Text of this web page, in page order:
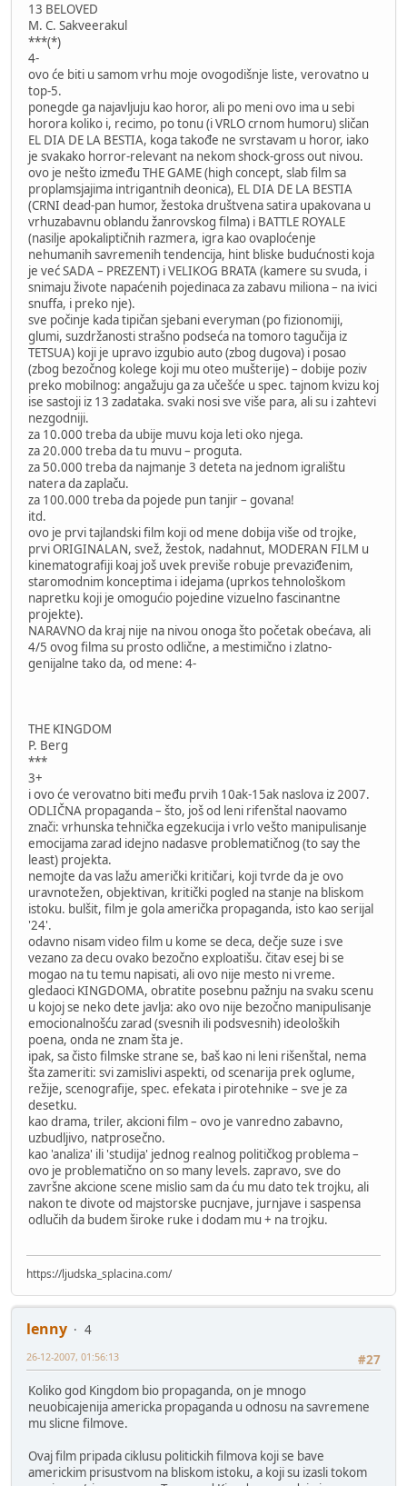
13 BELOVED
M. C. Sakveerakul
***(*)
4-
ovo će biti u samom vrhu moje ovogodišnje liste, verovatno u
top-5.
ponegde ga najavljuju kao horor, ali po meni ovo ima u sebi
horora koliko i, recimo, po tonu (i VRLO crnom humoru) sličan
EL DIA DE LA BESTIA, koga takođe ne svrstavam u horor, iako
je svakako horror-relevant na nekom shock-gross out nivou.
ovo je nešto između THE GAME (high concept, slab film sa
proplamsjajima intrigantnih deonica), EL DIA DE LA BESTIA
(CRNI dead-pan humor, žestoka društvena satira upakovana u
vrhuzabavnu oblandu žanrovskog filma) i BATTLE ROYALE
(nasilje apokaliptičnih razmera, igra kao ovaploćenje
nehumanih savremenih tendencija, hint bliske budućnosti koja
je već SADA – PREZENT) i VELIKOG BRATA (kamere su svuda, i
snimaju živote napaćenih pojedinaca za zabavu miliona – na ivici
snuffa, i preko nje).
sve počinje kada tipičan sjebani everyman (po fizionomiji,
glumi, suzdržanosti strašno podseća na tomoro tagučija iz
TETSUA) koji je upravo izgubio auto (zbog dugova) i posao
(zbog bezočnog kolege koji mu oteo mušterije) – dobije poziv
preko mobilnog: angažuju ga za učešće u spec. tajnom kvizu koj
ise sastoji iz 13 zadataka. svaki nosi sve više para, ali su i zahtevi
nezgodniji.
za 10.000 treba da ubije muvu koja leti oko njega.
za 20.000 treba da tu muvu – proguta.
za 50.000 treba da najmanje 3 deteta na jednom igralištu
natera da zaplaču.
za 100.000 treba da pojede pun tanjir – govana!
itd.
ovo je prvi tajlandski film koji od mene dobija više od trojke,
prvi ORIGINALAN, svež, žestok, nadahnut, MODERAN FILM u
kinematografiji koaj još uvek previše robuje prevaziđenim,
staromodnim konceptima i idejama (uprkos tehnološkom
napretku koji je omogućio pojedine vizuelno fascinantne
projekte).
NARAVNO da kraj nije na nivou onoga što početak obećava, ali
4/5 ovog filma su prosto odlične, a mestimično i zlatno-
genijalne tako da, od mene: 4-
THE KINGDOM
P. Berg
***
3+
i ovo će verovatno biti među prvih 10ak-15ak naslova iz 2007.
ODLIČNA propaganda – što, još od leni rifenštal naovamo
znači: vrhunska tehnička egzekucija i vrlo vešto manipulisanje
emocijama zarad idejno nadasve problematičnog (to say the
least) projekta.
nemojte da vas lažu američki kritičari, koji tvrde da je ovo
uravnotežen, objektivan, kritički pogled na stanje na bliskom
istoku. bulšit, film je gola američka propaganda, isto kao serijal
'24'.
odavno nisam video film u kome se deca, dečje suze i sve
vezano za decu ovako bezočno exploatišu. čitav esej bi se
mogao na tu temu napisati, ali ovo nije mesto ni vreme.
gledaoci KINGDOMA, obratite posebnu pažnju na svaku scenu
u kojoj se neko dete javlja: ako ovo nije bezočno manipulisanje
emocionalnošću zarad (svesnih ili podsvesnih) ideoloških
poena, onda ne znam šta je.
ipak, sa čisto filmske strane se, baš kao ni leni rišenštal, nema
šta zameriti: svi zamislivi aspekti, od scenarija prek oglume,
režije, scenografije, spec. efekata i pirotehnike – sve je za
desetku.
kao drama, triler, akcioni film – ovo je vanredno zabavno,
uzbudljivo, natprosečno.
kao 'analiza' ili 'studija' jednog realnog političkog problema –
ovo je problematično on so many levels. zapravo, sve do
završne akcione scene mislio sam da ću mu dato tek trojku, ali
nakon te divote od majstorske pucnjave, jurnjave i saspensa
odlučih da budem široke ruke i dodam mu + na trojku.
https://ljudska_splacina.com/
lenny
4
#27
26-12-2007, 01:56:13
Koliko god Kingdom bio propaganda, on je mnogo
neuobicajenija americka propaganda u odnosu na savremene
mu slicne filmove.
Ovaj film pripada ciklusu politickih filmova koji se bave
americkim prisustvom na bliskom istoku, a koji su izasli tokom